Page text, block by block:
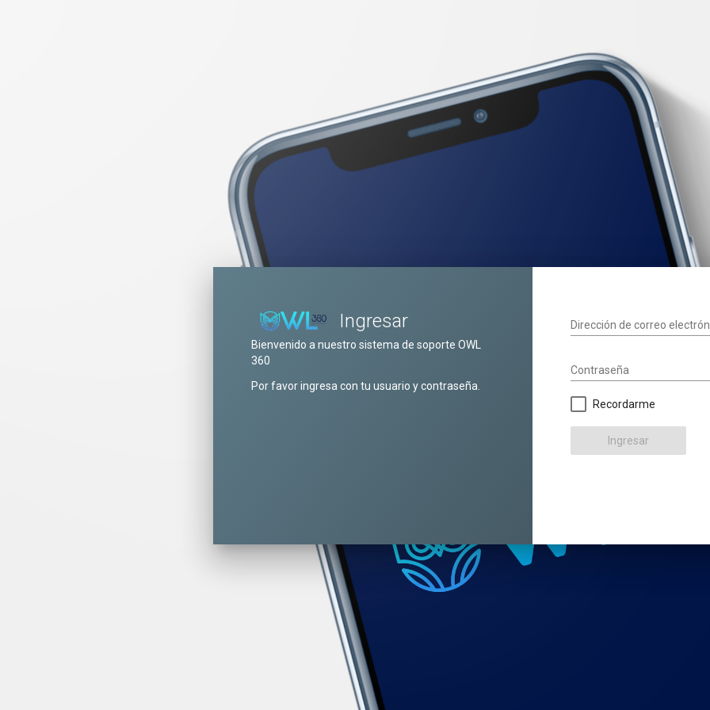
Ingresar
Bienvenido a nuestro sistema de soporte OWL
360
Por favor ingresa con tu usuario y contraseña.
Dirección de correo
Contraseña
Recordarme
Ingresar